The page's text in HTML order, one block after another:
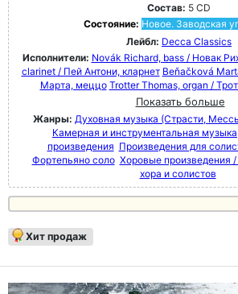
Состав: 5 CD
Состояние: Новое. Заводская
Лейбл: Decca Classics
Исполнители: Novák Richard, bass / Новак
clarinet / Пей Антони, кларнет Beňačková
Марта, меццо Trotter Thomas, organ /
Показать больше
Жанры: Духовная музыка (Страсти,
Камерная и инструментальная музыка
произведения Произведения для
Фортепьяно соло Хоровые произведения
хора и солистов
Хит продаж